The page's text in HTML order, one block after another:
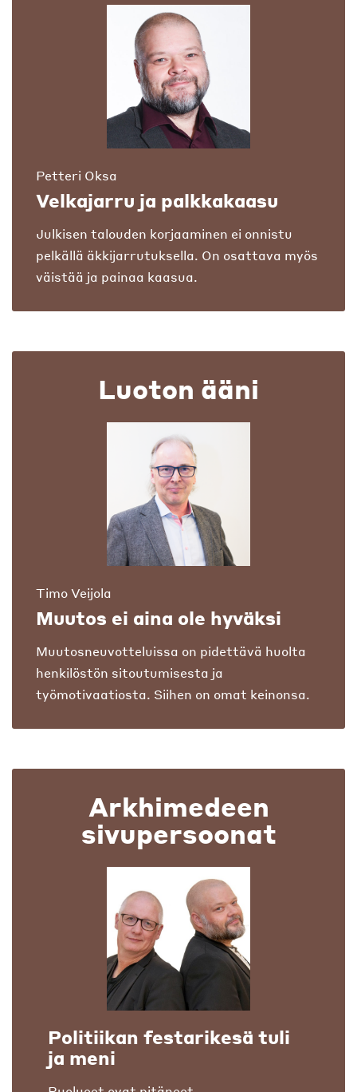
Petteri Oksa
Velkajarru ja palkkakaasu
Julkisen talouden korjaaminen ei onnistu
pelkällä äkkijarrutuksella. On osattava myös
väistää ja painaa kaasua.
Luoton ääni
Timo Veijola
Muutos ei aina ole hyväksi
Muutosneuvotteluissa on pidettävä huolta
henkilöstön sitoutumisesta ja
työmotivaatiosta. Siihen on omat keinonsa.
Arkhimedeen
sivupersoonat
Politiikan festarikesä tuli
ja meni